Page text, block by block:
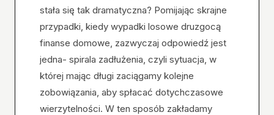
stała się tak dramatyczna? Pomijając skrajne
przypadki, kiedy wypadki losowe druzgocą
finanse domowe, zazwyczaj odpowiedź jest
jedna- spirala zadłużenia, czyli sytuacja, w
której mając długi zaciągamy kolejne
zobowiązania, aby spłacać dotychczasowe
wierzytelności. W ten sposób zakładamy